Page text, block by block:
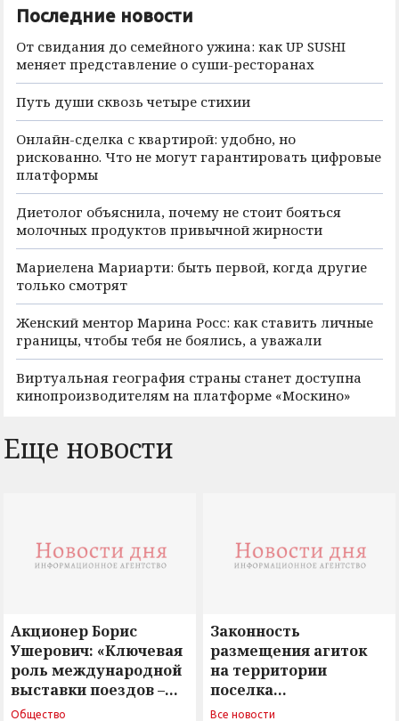
Последние новости
От свидания до семейного ужина: как UP SUSHI
меняет представление о суши-ресторанах
Путь души сквозь четыре стихии
Онлайн-сделка с квартирой: удобно, но
рискованно. Что не могут гарантировать цифровые
платформы
Диетолог объяснила, почему не стоит бояться
молочных продуктов привычной жирности
Мариелена Мариарти: быть первой, когда другие
только смотрят
Женский ментор Марина Росс: как ставить личные
границы, чтобы тебя не боялись, а уважали
Виртуальная география страны станет доступна
кинопроизводителям на платформе «Москино»
Еще новости
Акционер Борис
Ушерович: «Ключевая
роль международной
выставки поездов –
поиск ответов на
Общество
Законность
размещения агиток
на территории
поселка
Новосергиевка
Все новости